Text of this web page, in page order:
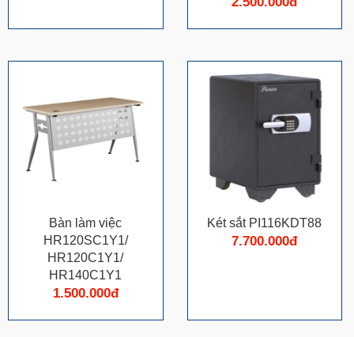
Bàn làm việc
HR120SC1Y1/
HR120C1Y1/
HR140C1Y1
1.500.000đ
Két sắt PI116KDT88
7.700.000đ